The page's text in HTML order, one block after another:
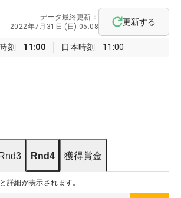
刻 11:00 日本時刻 11:00
データ最終更新：
2022年7月31日 (日) 05:08
更新する
Rnd3 Rnd4 獲得賞金
詳細が表示されます。